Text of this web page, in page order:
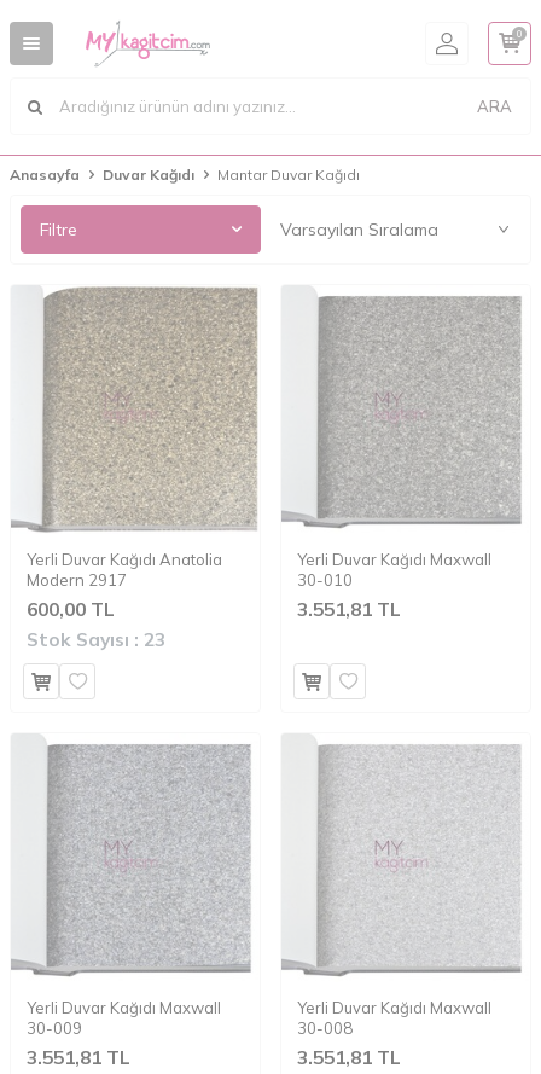
ARA
0
Anasayfa Duvar Kağıdı Mantar Duvar Kağıdı
Filtre
Yerli Duvar Kağıdı Anatolia
Modern 2917
600,00 TL
Stok Sayısı : 23
Yerli Duvar Kağıdı Maxwall
30-010
3.551,81 TL
Yerli Duvar Kağıdı Maxwall
30-009
3.551,81 TL
Yerli Duvar Kağıdı Maxwall
30-008
3.551,81 TL